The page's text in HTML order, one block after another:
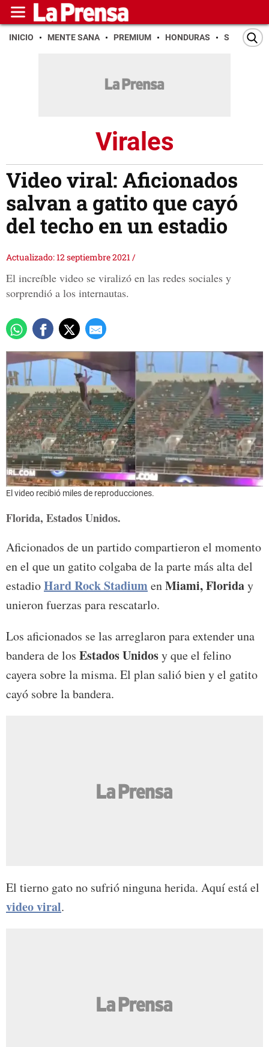
INICIO MENTE SANA PREMIUM HONDURAS SAN PEDRO
Virales
Video viral: Aficionados
salvan a gatito que cayó
del techo en un estadio
Actualizado: 12 septiembre 2021/
El increíble video se viralizó en las redes sociales y
sorprendió a los internautas.
El video recibió miles de reproducciones.
Florida, Estados Unidos.
Aficionados de un partido compartieron el momento
en el que un gatito colgaba de la parte más alta del
estadioHard Rock StadiumenMiami, Floriday
unieron fuerzas para rescatarlo.
Los aficionados se las arreglaron para extender una
bandera de los Estados Unidosy que el felino
cayera sobre la misma. El plan salió bien y el gatito
cayó sobre la bandera.
El tierno gato no sufrió ninguna herida. Aquí está el
video viral.